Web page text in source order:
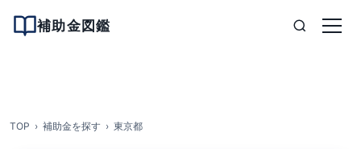
補助金図鑑
TOP 補助金を探す 東京都